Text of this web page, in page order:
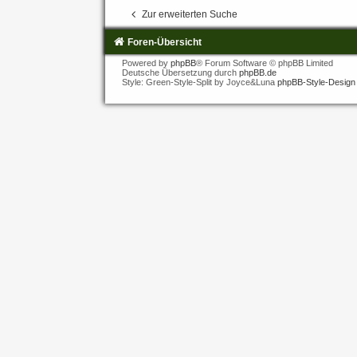
Zur erweiterten Suche
Foren-Übersicht
Powered by phpBB® Forum Software © phpBB Limited
Deutsche Übersetzung durch phpBB.de
Style: Green-Style-Split by Joyce&Luna phpBB-Style-Design